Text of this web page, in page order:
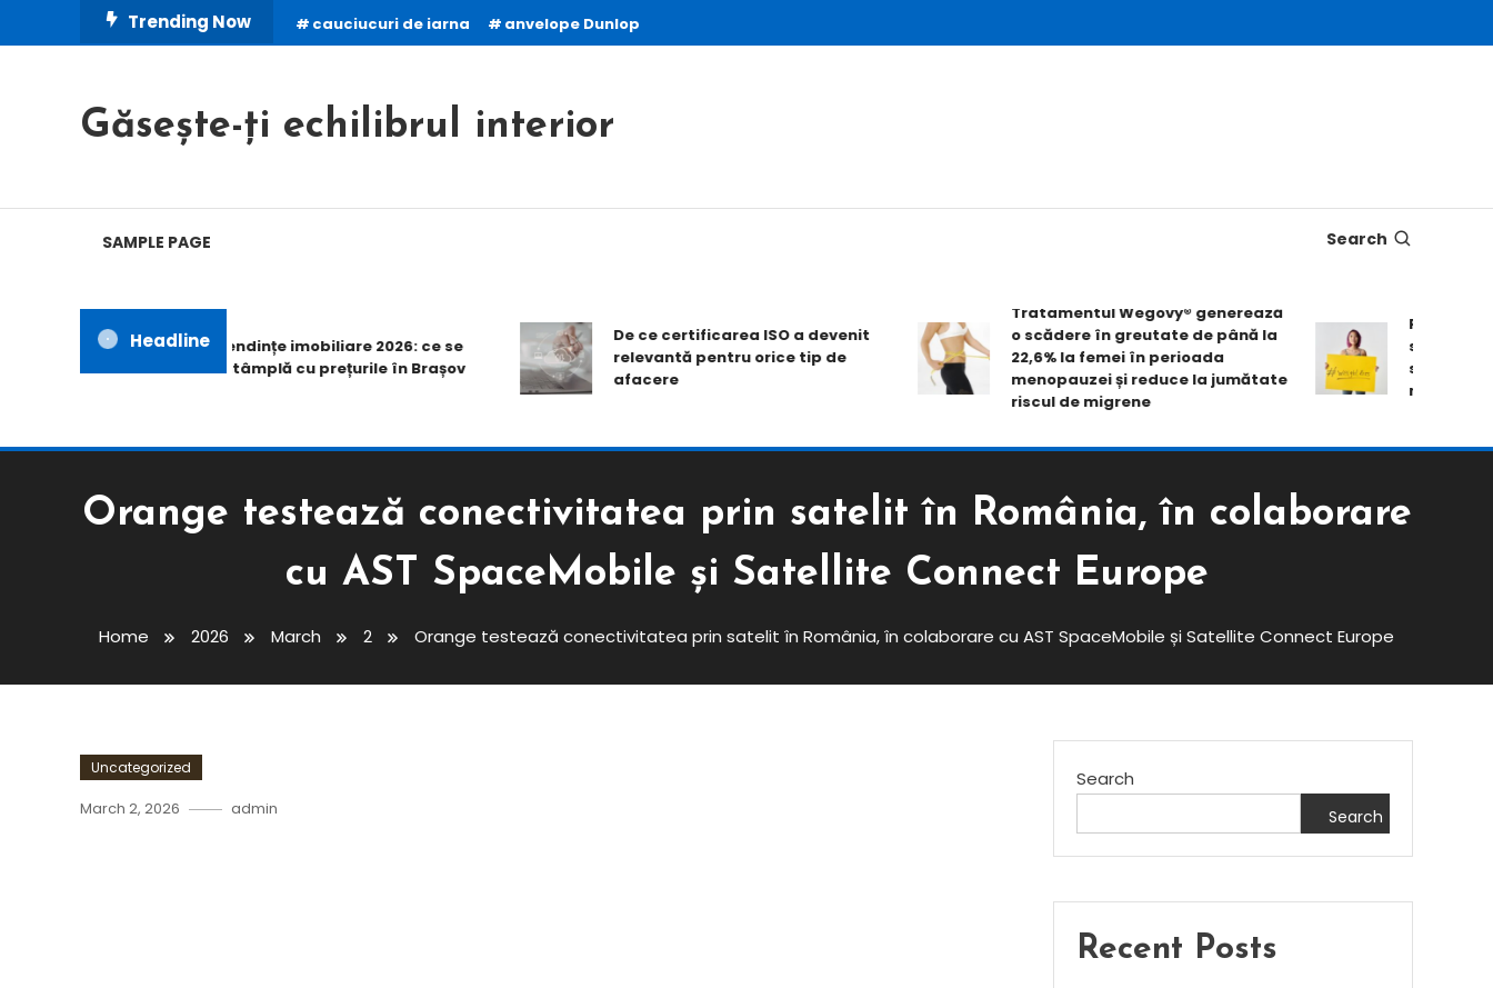
To
Trending Now cauciucuri de iarna anvelope Dunlop
Găsește-ți echilibrul interior
SAMPLE PAGE Search
HeadlineTendințe imobiliare 2026: ce se
întâmplă cu prețurile în Brașov
De ce certificarea ISO a devenit
relevantă pentru orice tip de
afacere
Tratamentul Wegovy® generează
o scădere în greutate de până la
22,6% la femei în perioada
menopauzei și reduce la jumătate
riscul de migrene
Pastila
slăbire de
scorurile
mobilității
Orange testează conectivitatea prin satelit în România, în colaborare
cu AST SpaceMobile și Satellite Connect Europe
Home 2026 March 2 Orange testează conectivitatea prin satelit în România, în colaborare cu AST SpaceMobile și Satellite Connect Europe
Uncategorized
March 2, 2026 admin
Search
Search
Recent Posts